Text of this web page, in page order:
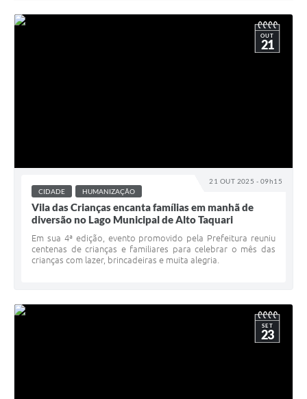
21 OUT 2025 - 09h15
OUT
21
CIDADE HUMANIZAÇÃO
Vila das Crianças encanta famílias em manhã de
diversão no Lago Municipal de Alto Taquari
Em sua 4ª edição, evento promovido pela Prefeitura reuniu
centenas de crianças e familiares para celebrar o mês das
crianças com lazer, brincadeiras e muita alegria.
SET
23